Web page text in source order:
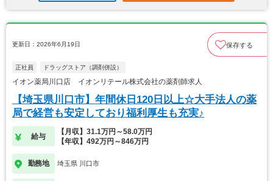
更新日：2026年6月19日 保存する
正社員 ドラッグストア（調剤併設）
イオン薬局川口店 イオンリテール株式会社の薬剤師求人
【埼玉県川口市】年間休日120日以上☆大手法人の薬
局で経営も安定しており福利厚生も充実♪
給与
【月収】31.1万円～58.0万円
【年収】492万円～846万円
勤務地 埼玉県 川口市